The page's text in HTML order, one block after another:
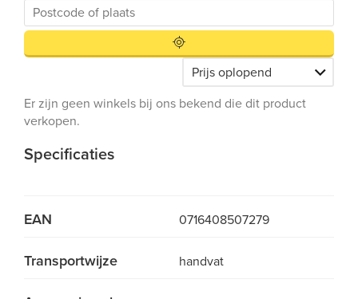
Er zijn geen winkels bij ons bekend die dit product
verkopen.
Specificaties
EAN 0716408507279
Transportwijze handvat